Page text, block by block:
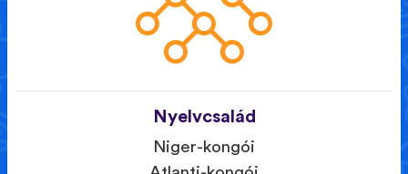
Nyelvcsalád
Niger-kongói